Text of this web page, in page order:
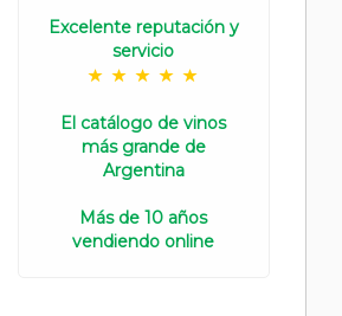
Excelente reputación y
servicio
El catálogo de vinos
más grande de
Argentina
Más de 10 años
vendiendo online